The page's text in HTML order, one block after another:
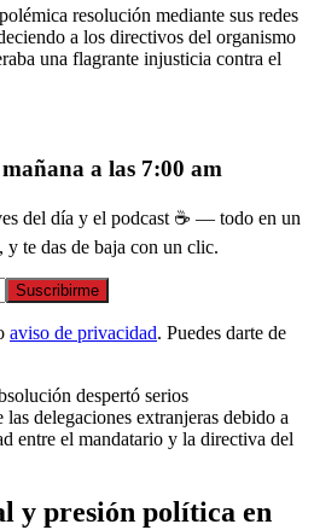
resolución mediante sus redes
a los directivos del organismo
una flagrante injusticia contra el
a las 7:00 am
del día y el podcast ☕ — todo en un
te das de baja con un clic.
Suscribirme
aviso de privacidad. Puedes darte de
despertó serios
delegaciones extranjeras debido a
entre el mandatario y la directiva del
y presión política en